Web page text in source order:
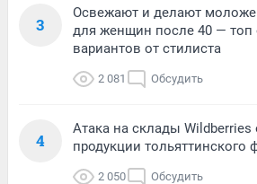
3
Освежают и делают
для женщин после 40 — топ
вариантов от стилиста
2 081 Обсудить
4
Атака на склады Wildberries
продукции тольяттинского
2 050 Обсудить